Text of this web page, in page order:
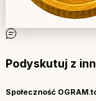
Podyskutuj z
Społeczność